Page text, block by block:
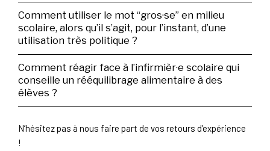
Comment utiliser le mot “gros·se” en milieu
scolaire, alors qu’il s’agit, pour l’instant, d’une
utilisation très politique ?
Comment réagir face à l’infirmièr·e scolaire qui
conseille un rééquilibrage alimentaire à des
élèves ?
N’hésitez pas à nous faire part de vos retours d’expérience
!